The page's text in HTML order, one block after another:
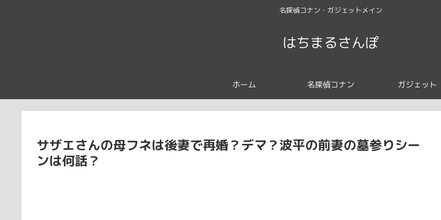
名探偵コナン・ガジェットメイン
はちまるさんぽ
ホーム 名探偵コナン ガジェット
サザエさんの母フネは後妻で再婚？デマ？波平の前妻の墓参りシー
ンは何話？